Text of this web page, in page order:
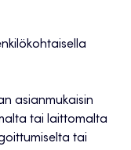
asianmukaisin
tai laittomalta
tai